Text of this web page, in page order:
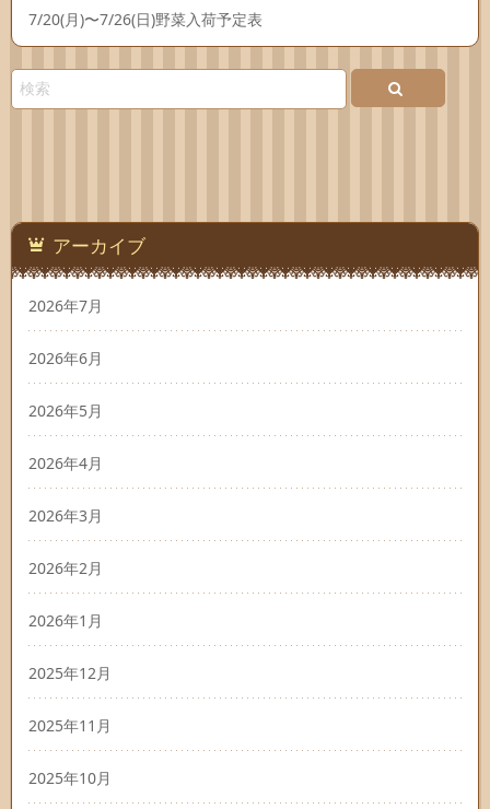
7/20(月)〜7/26(日)野菜入荷予定表
アーカイブ
2026年7月
2026年6月
2026年5月
2026年4月
2026年3月
2026年2月
2026年1月
2025年12月
2025年11月
2025年10月